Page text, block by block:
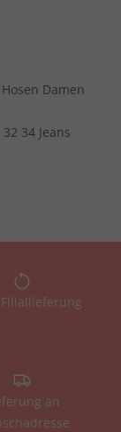
Damen
32 34 Jeans
an